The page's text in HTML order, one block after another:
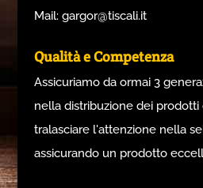
Mail: gargor@tiscali.it
Qualità e Competenza
Assicuriamo da ormai 3
nella distribuzione dei prodotti
tralasciare l'attenzione nella
assicurando un prodotto